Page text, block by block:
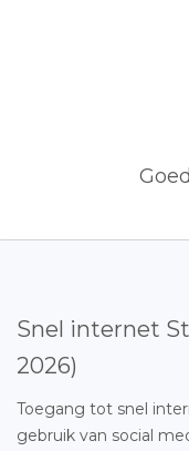
Snel internet
2026)
Toegang tot snel
gebruik van social